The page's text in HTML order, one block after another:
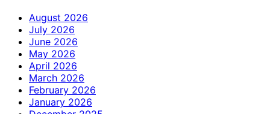
August 2026
July 2026
June 2026
May 2026
April 2026
March 2026
February 2026
January 2026